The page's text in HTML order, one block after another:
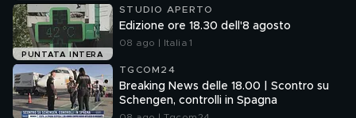
PUNTATA INTERA
STUDIO APERTO
Edizione ore 18.30 dell'8 agosto
08 ago | Italia 1
TGCOM24
Breaking News delle 18.00 | Scontro su
Schengen, controlli in Spagna